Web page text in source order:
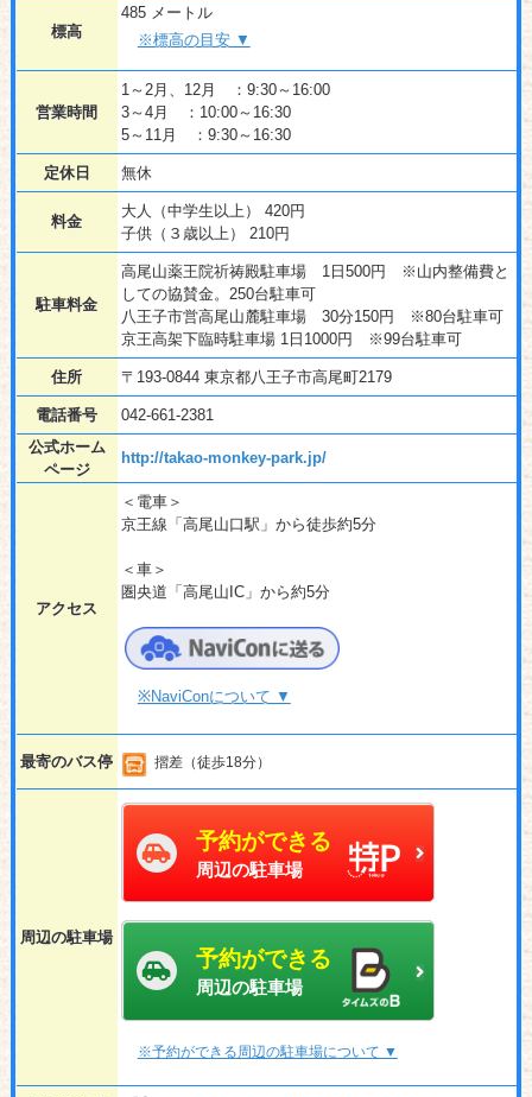
標高
485 メートル
※標高の目安 ▼
営業時間
1～2月、12月 ：9:30～16:00
3～4月 ：10:00～16:30
5～11月 ：9:30～16:30
定休日 無休
料金
大人（中学生以上） 420円
子供（３歳以上） 210円
駐車料金
高尾山薬王院祈祷殿駐車場 1日500円 ※山内整備費と
しての協賛金。250台駐車可
八王子市営高尾山麓駐車場 30分150円 ※80台駐車可
京王高架下臨時駐車場 1日1000円 ※99台駐車可
住所 〒193-0844 東京都八王子市高尾町2179
電話番号
042-661-2381
公式ホーム
ページ
http://takao-monkey-park.jp/
アクセス
＜電車＞
京王線「高尾山口駅」から徒歩約5分
＜車＞
圏央道「高尾山IC」から約5分
※NaviConについて ▼
最寄のバス停 摺差（徒歩18分）
周辺の駐車場
予約ができる
周辺の駐車場
予約ができる
周辺の駐車場
※予約ができる周辺の駐車場について ▼